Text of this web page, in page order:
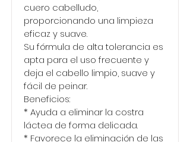
cuero cabelludo,
proporcionando una limpieza
eficaz y suave.
Su fórmula de alta tolerancia es
apta para el uso frecuente y
deja el cabello limpio, suave y
fácil de peinar.
Beneficios:
* Ayuda a eliminar la costra
láctea de forma delicada.
* Favorece la eliminación de las